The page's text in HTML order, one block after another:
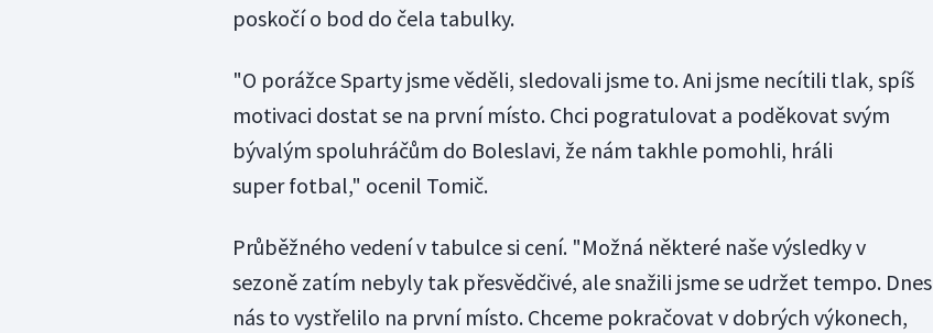
poskočí o bod do čela tabulky.
"O porážce Sparty jsme věděli, sledovali jsme to. Ani jsme necítili tlak, spíš
motivaci dostat se na první místo. Chci pogratulovat a poděkovat svým
bývalým spoluhráčům do Boleslavi, že nám takhle pomohli, hráli
super fotbal," ocenil Tomič.
Průběžného vedení v tabulce si cení. "Možná některé naše výsledky v
sezoně zatím nebyly tak přesvědčivé, ale snažili jsme se udržet tempo. Dnes
nás to vystřelilo na první místo. Chceme pokračovat v dobrých výkonech,